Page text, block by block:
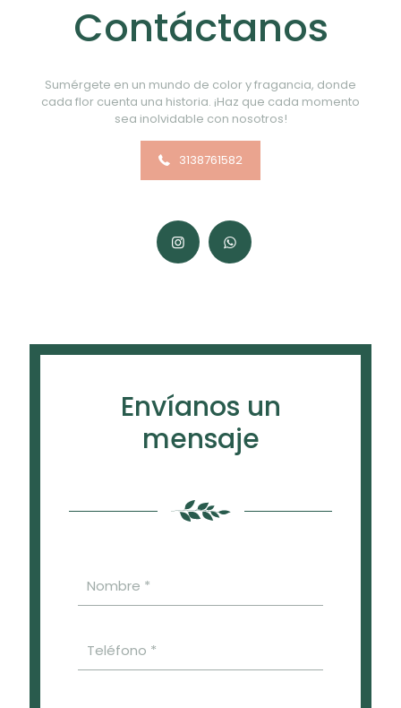
Contáctanos
Sumérgete en un mundo de color y fragancia, donde
cada flor cuenta una historia. ¡Haz que cada momento
sea inolvidable con nosotros!
3138761582
Envíanos un
mensaje